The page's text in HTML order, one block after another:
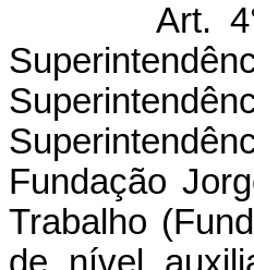
Art. 4° Os
Fundação
Trabalho